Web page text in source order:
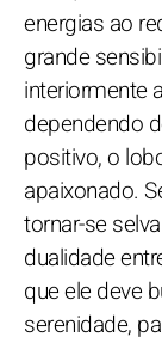
energias ao
grande
interiormente
dependendo
positivo, o
apaixonado.
tornar-se
dualidade
que ele deve
serenidade,